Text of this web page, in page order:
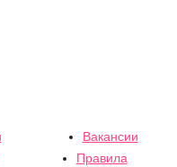
Вакансии
Правила